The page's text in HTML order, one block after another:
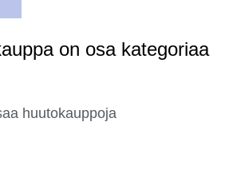
on osa kategoriaa
huutokauppoja